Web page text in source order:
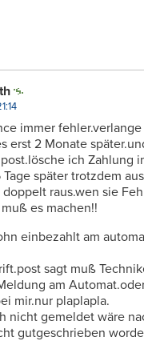
immer
erst 2 Monate
ich Zahlung
später trotzdem
raus.wen sie
es machen!!
einbezahlt am
sagt muß
am
mir.nur plaplapla.
nicht gemeldet wäre
gutgeschrieben